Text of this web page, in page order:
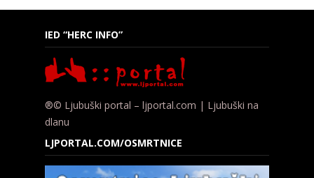
IED “HERC INFO”
®© Ljubuški portal – ljportal.com | Ljubuški na
dlanu
LJPORTAL.COM/OSMRTNICE